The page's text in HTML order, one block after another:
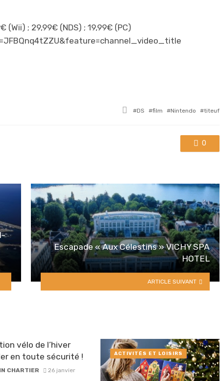
; 29,99€ (NDS) ; 19,99€ (PC)
Tagged
DS film Nintendo titeuf
0
Escapade « Aux Célestins » VICHY SPA
HOTEL
ARTICLE SUIVANT
vélo de l’hiver
en toute sécurité !
CHARTIER
26 janvier
ACTIVITÉS ET LOISIRS